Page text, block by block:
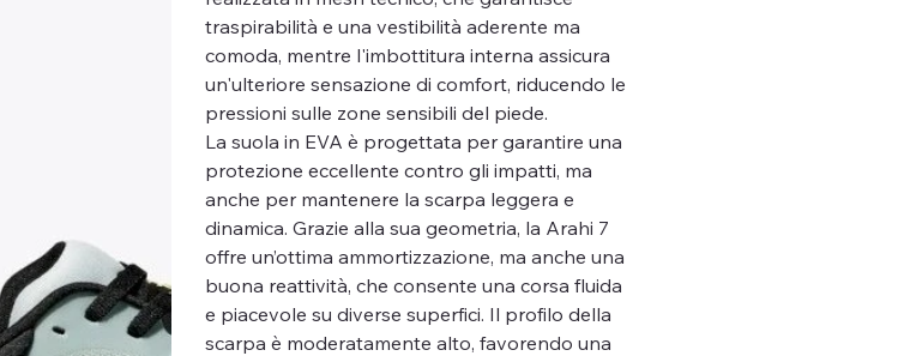
traspirabilità e una vestibilità aderente ma
comoda, mentre l'imbottitura interna assicura
un'ulteriore sensazione di comfort, riducendo le
pressioni sulle zone sensibili del piede.
La suola in EVA è progettata per garantire una
protezione eccellente contro gli impatti, ma
anche per mantenere la scarpa leggera e
dinamica. Grazie alla sua geometria, la Arahi 7
offre un’ottima ammortizzazione, ma anche una
buona reattività, che consente una corsa fluida
e piacevole su diverse superfici. Il profilo della
scarpa è moderatamente alto, favorendo una